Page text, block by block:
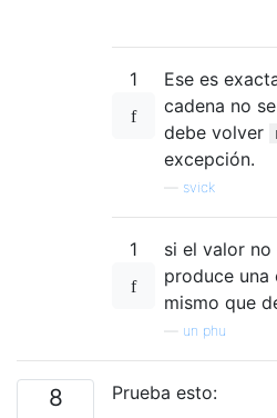
1
Ese es
cadena no
debe volver
excepción.
svick
1
si el valor no
produce una
mismo que
un phu
8 Prueba esto: